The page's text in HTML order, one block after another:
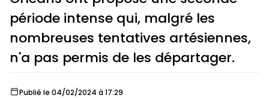
période intense qui, malgré les
nombreuses tentatives artésiennes,
n'a pas permis de les départager.
Publié le 04/02/2024 à 17:29